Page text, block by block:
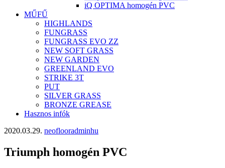
iQ OPTIMA homogén PVC
MŰFŰ
HIGHLANDS
FUNGRASS
FUNGRASS EVO ZZ
NEW SOFT GRASS
NEW GARDEN
GREENLAND EVO
STRIKE 3T
PUT
SILVER GRASS
BRONZE GREASE
Hasznos infók
2020.03.29. neoflooradminhu
Triumph homogén PVC